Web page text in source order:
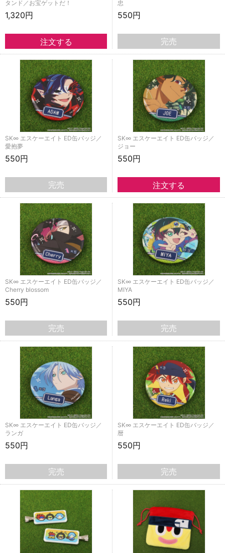
タンド／お宝ゲットだ！
1,320円
忠
550円
完売
SK∞ エスケーエイト ED缶バッジ／
愛抱夢
550円
完売
SK∞ エスケーエイト ED缶バッジ／
ジョー
550円
SK∞ エスケーエイト ED缶バッジ／
Cherry blossom
550円
完売
SK∞ エスケーエイト ED缶バッジ／
MIYA
550円
完売
SK∞ エスケーエイト ED缶バッジ／
ランガ
550円
完売
SK∞ エスケーエイト ED缶バッジ／
暦
550円
完売